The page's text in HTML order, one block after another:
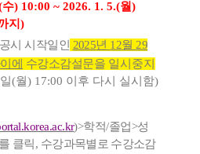
수) 10:00 ~ 2026. 1. 5.(월)
지 )
시 시작일인 2025년 12월29
에 수강소감설문을 일시중지
일(월) 17:00 이후 다시 실시함)
)>학적/졸업>성
클릭, 수강과목별로 수강소감